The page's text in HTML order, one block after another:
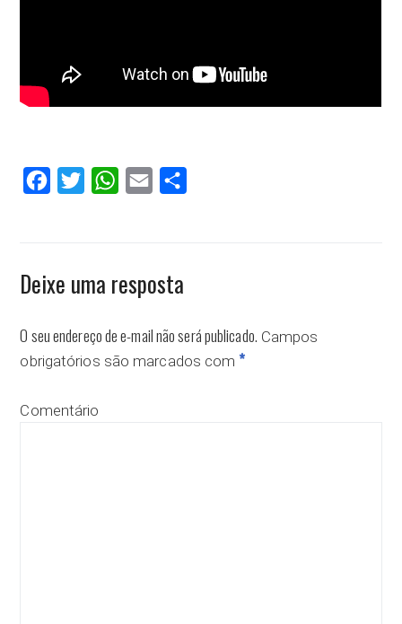
FacebookTwitter WhatsApp
Email
Deixe uma resposta
O seu endereço de e-mail não será publicado. Campos
obrigatórios são marcados com *
Comentário